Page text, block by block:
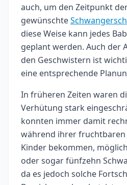
auch, um den Zeitpunkt
gewünschte
diese Weise kann jedes
geplant werden. Auch der
den Geschwistern ist
eine entsprechende
In früheren Zeiten waren
Verhütung stark
konnten immer damit
während ihrer fruchtbaren
Kinder bekommen,
oder sogar fünfzehn
da es jedoch solche